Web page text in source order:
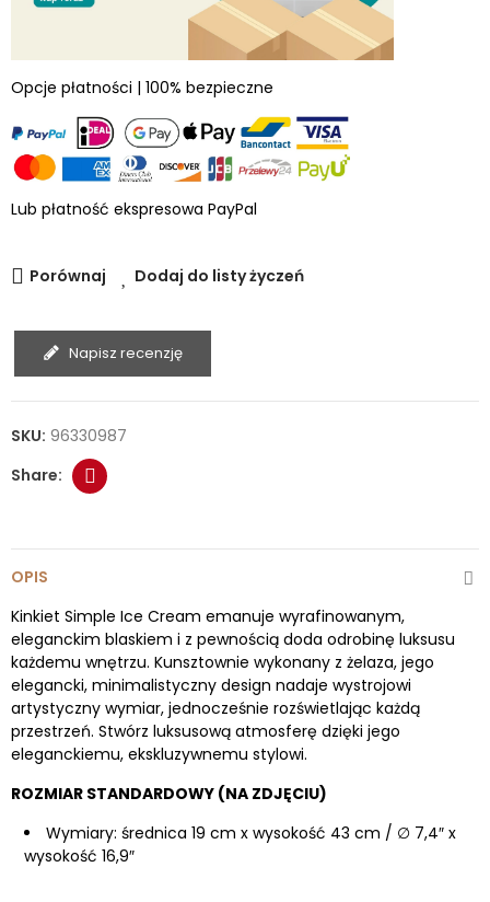
Opcje płatności | 100% bezpieczne
Lub płatność ekspresowa PayPal
Porównaj Dodaj do listy życzeń
Napisz recenzję
SKU: 96330987
OPIS
Kinkiet Simple Ice Cream emanuje wyrafinowanym,
eleganckim blaskiem i z pewnością doda odrobinę luksusu
każdemu wnętrzu. Kunsztownie wykonany z żelaza, jego
elegancki, minimalistyczny design nadaje wystrojowi
artystyczny wymiar, jednocześnie rozświetlając każdą
przestrzeń. Stwórz luksusową atmosferę dzięki jego
eleganckiemu, ekskluzywnemu stylowi.
ROZMIAR STANDARDOWY (NA ZDJĘCIU)
Wymiary: średnica 19 cm x wysokość 43 cm / ∅ 7,4″ x
wysokość 16,9″